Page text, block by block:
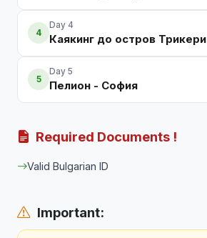
4
Day 4
Каякинг до остров Трикери
5
Day 5
Пелион - София
Required Documents !
Valid Bulgarian ID
Important: